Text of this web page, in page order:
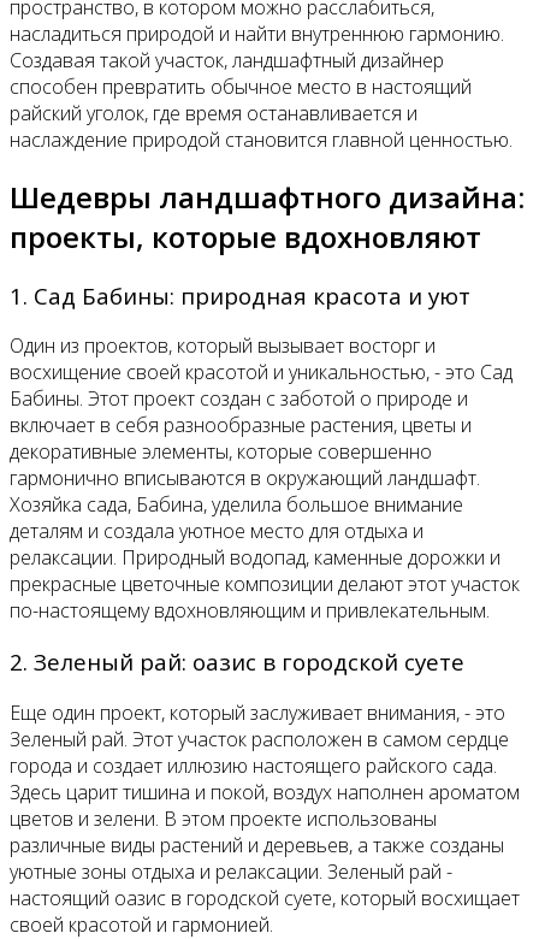
пространство, в котором можно расслабиться,
насладиться природой и найти внутреннюю гармонию.
Создавая такой участок, ландшафтный дизайнер
способен превратить обычное место в настоящий
райский уголок, где время останавливается и
наслаждение природой становится главной ценностью.
Шедевры ландшафтного дизайна:
проекты, которые вдохновляют
1. Сад Бабины: природная красота и уют
Один из проектов, который вызывает восторг и
восхищение своей красотой и уникальностью, - это Сад
Бабины. Этот проект создан с заботой о природе и
включает в себя разнообразные растения, цветы и
декоративные элементы, которые совершенно
гармонично вписываются в окружающий ландшафт.
Хозяйка сада, Бабина, уделила большое внимание
деталям и создала уютное место для отдыха и
релаксации. Природный водопад, каменные дорожки и
прекрасные цветочные композиции делают этот участок
по-настоящему вдохновляющим и привлекательным.
2. Зеленый рай: оазис в городской суете
Еще один проект, который заслуживает внимания, - это
Зеленый рай. Этот участок расположен в самом сердце
города и создает иллюзию настоящего райского сада.
Здесь царит тишина и покой, воздух наполнен ароматом
цветов и зелени. В этом проекте использованы
различные виды растений и деревьев, а также созданы
уютные зоны отдыха и релаксации. Зеленый рай -
настоящий оазис в городской суете, который восхищает
своей красотой и гармонией.